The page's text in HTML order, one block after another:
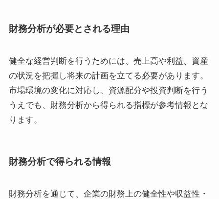
財務分析が必要とされる理由
健全な経営判断を行うためには、売上高や利益、資産
の状況を把握し将来の計画を立てる必要があります。
市場環境の変化に対応し、資源配分や投資判断を行う
うえでも、財務分析から得られる指標が参考情報とな
ります。
財務分析で得られる情報
財務分析を通じて、企業の財務上の健全性や収益性・